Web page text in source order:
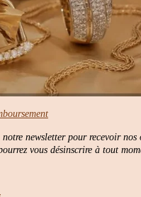
newsletter pour recevoir nos
vous désinscrire à tout